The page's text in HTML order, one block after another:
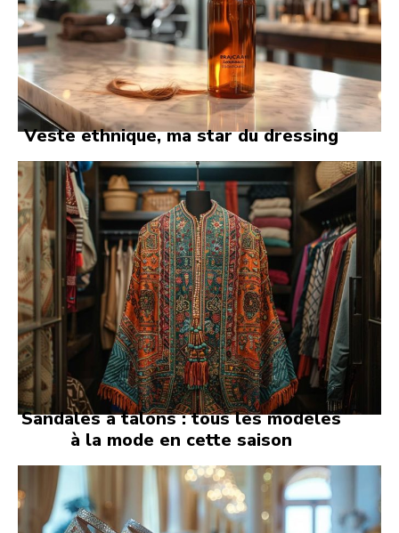
Veste ethnique, ma star du dressing
Sandales à talons : tous les modèles
à la mode en cette saison